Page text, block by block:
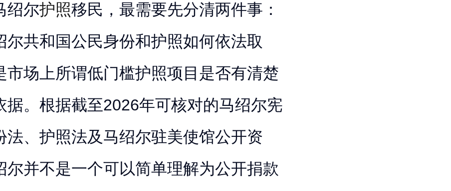
绍尔护照移民，最需要先分清两件事：
尔共和国公民身份和护照如何依法取
市场上所谓低门槛护照项目是否有清楚
据。根据截至2026年可核对的马绍尔宪
法、护照法及马绍尔驻美使馆公开资
尔并不是一个可以简单理解为公开捐款